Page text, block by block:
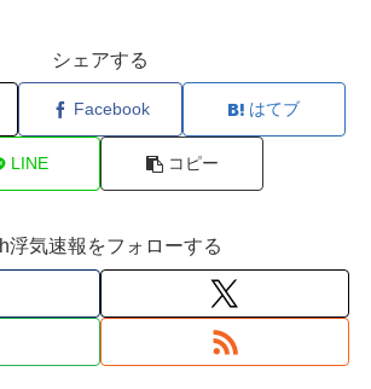
シェアする
Facebook はてブ
LINE コピー
浮気速報をフォローする